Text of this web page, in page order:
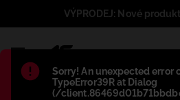
Błąd:
Sorry! An unexpected error
TypeError39R at Dialog
(/
VÝPRODEJ: Nové